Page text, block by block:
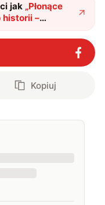
jak „Płonące
–
doczekało się
Kopiuj